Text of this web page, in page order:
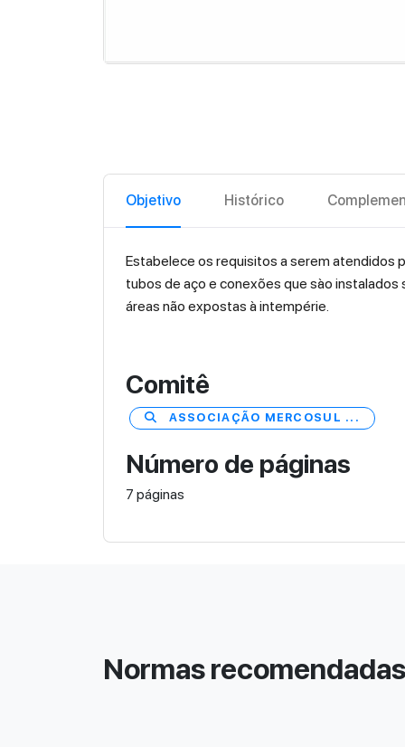
Objetivo Histórico
Estabelece os requisitos a serem atendidos
tubos de aço e conexões que sào instalados
áreas não expostas à intempérie.
Comitê
ASSOCIAÇÃO MERCOSUL ...
Número de páginas
7 páginas
Normas recomendadas